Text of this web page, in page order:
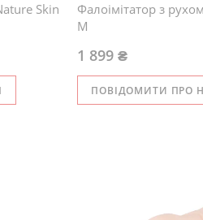
Skin
Фалоімітатор з
M
ПОВІДОМИТИ ПРО
1 899 ₴